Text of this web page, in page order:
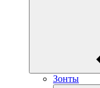
Зонты